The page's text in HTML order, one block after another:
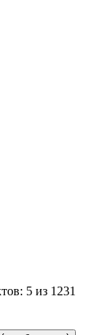
5 из 1231